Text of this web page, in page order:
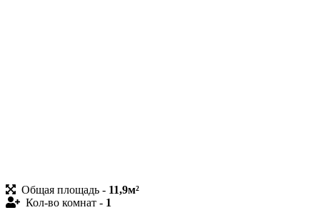
Общая площадь - 11,9м²
Кол-во комнат - 1